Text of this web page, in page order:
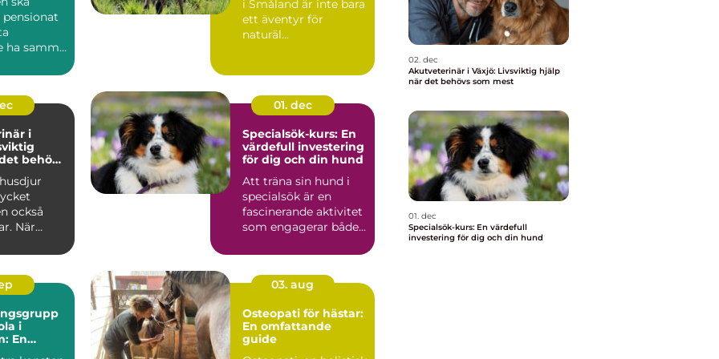
pensionat
ha samma
i Småland är inte bara
ett äventyr för
naturäl...
i
behövs
också
När
01. dec
Specialsök-kurs: En
värdefull investering
för dig och din hund
Att träna sin hund i
specialsök är en
fascinerande aktivitet
som engagerar både...
i
En
03. aug
Osteopati för hästar:
En omfattande
guide
02. dec
Akutveterinär i Växjö: Livsviktig hjälp
när det behövs som mest
01. dec
Specialsök-kurs: En värdefull
investering för dig och din hund